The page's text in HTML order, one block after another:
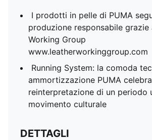
I prodotti in pelle di PUMA
produzione responsabile grazie
Working Group
www.leatherworkinggroup.com
Running System: la comoda
ammortizzazione PUMA
reinterpretazione di un periodo
movimento culturale
DETTAGLI